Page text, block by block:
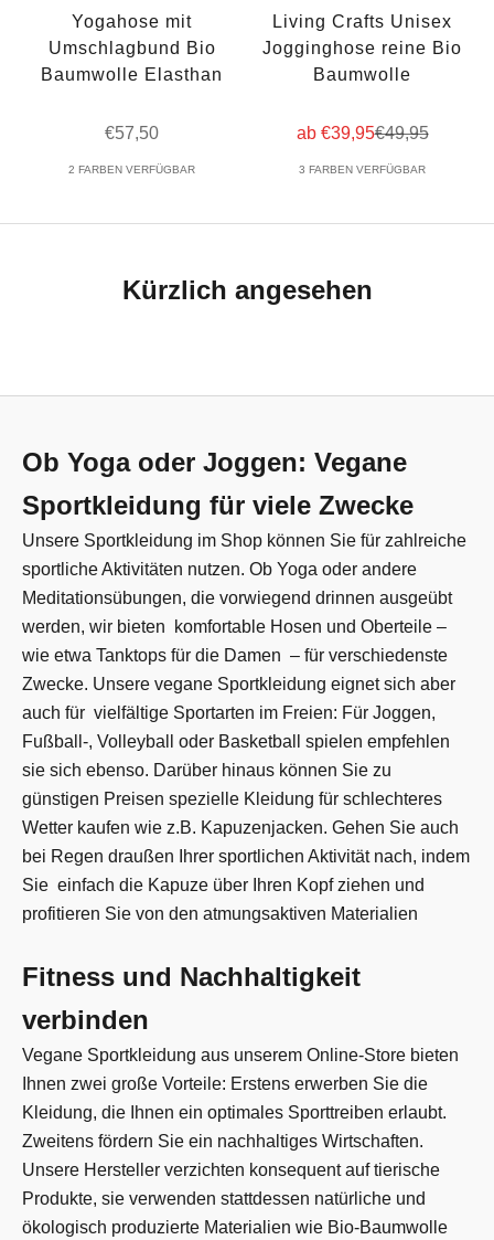
Yogahose mit
Umschlagbund Bio
Baumwolle Elasthan
Angebot
€57,50
2 FARBEN VERFÜGBAR
Living Crafts Unisex
Jogginghose reine Bio
Baumwolle
Angebot
ab €39,95Regulärer
€49,95
3 FARBEN VERFÜGBAR
Kürzlich angesehen
Ob Yoga oder Joggen: Vegane
Sportkleidung für viele Zwecke
Unsere Sportkleidung im Shop können Sie für zahlreiche
sportliche Aktivitäten nutzen. Ob Yoga oder andere
Meditationsübungen, die vorwiegend drinnen ausgeübt
werden, wir bieten komfortable Hosen und Oberteile –
wie etwa Tanktops für die Damen – für verschiedenste
Zwecke. Unsere vegane Sportkleidung eignet sich aber
auch für vielfältige Sportarten im Freien: Für Joggen,
Fußball-, Volleyball oder Basketball spielen empfehlen
sie sich ebenso. Darüber hinaus können Sie zu
günstigen Preisen spezielle Kleidung für schlechteres
Wetter kaufen wie z.B. Kapuzenjacken. Gehen Sie auch
bei Regen draußen Ihrer sportlichen Aktivität nach, indem
Sie einfach die Kapuze über Ihren Kopf ziehen und
profitieren Sie von den atmungsaktiven Materialien
Fitness und Nachhaltigkeit
verbinden
Vegane Sportkleidung aus unserem Online-Store bieten
Ihnen zwei große Vorteile: Erstens erwerben Sie die
Kleidung, die Ihnen ein optimales Sporttreiben erlaubt.
Zweitens fördern Sie ein nachhaltiges Wirtschaften.
Unsere Hersteller verzichten konsequent auf tierische
Produkte, sie verwenden stattdessen natürliche und
ökologisch produzierte Materialien wie Bio-Baumwolle